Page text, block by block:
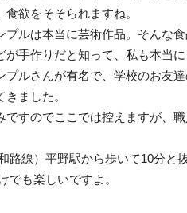
欲をそそられますね。
プルは本当に芸術作品。そんな
作りだと知って、私も本当に
プルさんが有名で、学校のお友
ました。
ですのでここでは控えますが、
路線）平野駅から歩いて10分と
でも楽しいですよ。